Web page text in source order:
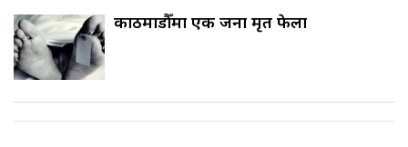
काठमाडौँमा एक जना मृत फेला